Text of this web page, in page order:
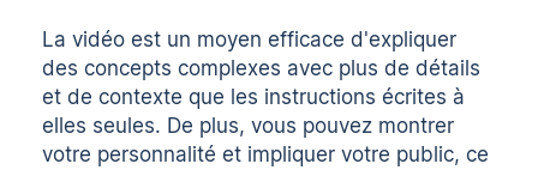
La vidéo est un moyen efficace d'expliquer
des concepts complexes avec plus de détails
et de contexte que les instructions écrites à
elles seules. De plus, vous pouvez montrer
votre personnalité et impliquer votre public, ce